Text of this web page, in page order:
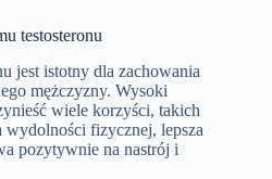
testosteronu
jest istotny dla zachowania
mężczyzny. Wysoki
wiele korzyści, takich
fizycznej, lepsza
pozytywnie na nastrój i